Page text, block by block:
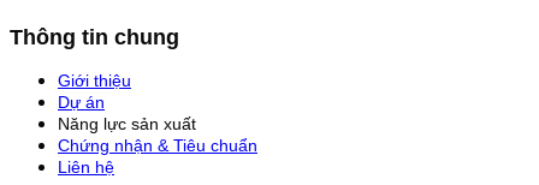
Thông tin chung
Giới thiệu
Dự án
Năng lực sản xuất
Chứng nhận & Tiêu chuẩn
Liên hệ